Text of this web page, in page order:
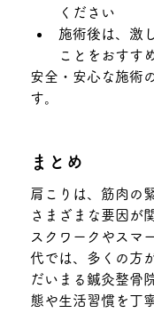
ください
施術後は、激
ことをおすす
安全・安心な施術
す。
まとめ
肩こりは、筋肉の
さまざまな要因が
スクワークやスマ
代では、多くの方
だいまる鍼灸整骨
態や生活習慣を丁